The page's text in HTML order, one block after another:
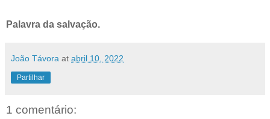
Palavra da salvação.
João Távora at abril 10, 2022
Partilhar
1 comentário: